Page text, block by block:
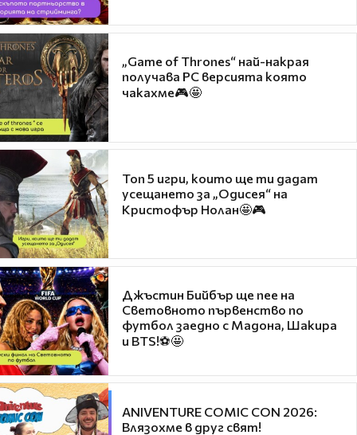
„Game of Thrones“ най-накрая
получава PC версията която
чакахме🎮🤩
Топ 5 игри, които ще ти дадат
усещането за „Одисея“ на
Кристофър Нолан🤩🎮
Джъстин Бийбър ще пее на
Световното първенство по
футбол заедно с Мадона, Шакира
и BTS!⚽🤩
ANIVENTURE COMIC CON 2026:
Влязохме в друг свят!